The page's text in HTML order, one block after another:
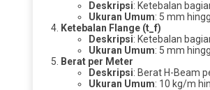
Deskripsi: Ketebalan
Ukuran Umum: 5 mm
Ketebalan Flange (t_f)
Deskripsi: Ketebalan
Ukuran Umum: 5 mm
Berat per Meter
Deskripsi: Berat H-Beam
Ukuran Umum: 10 kg/m